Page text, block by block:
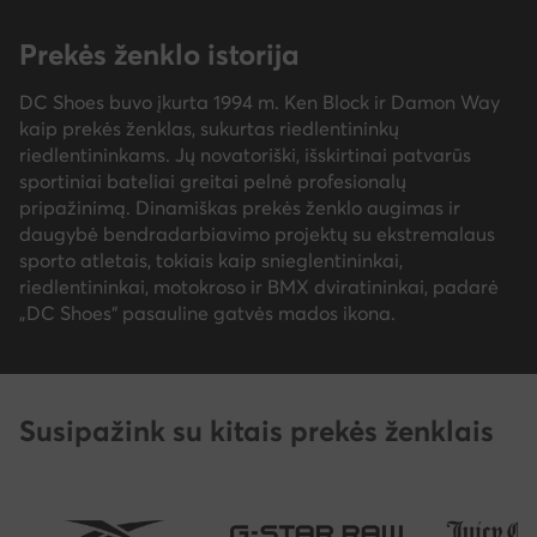
Prekės ženklo istorija
DC Shoes buvo įkurta 1994 m. Ken Block ir Damon Way
kaip prekės ženklas, sukurtas riedlentininkų
riedlentininkams. Jų novatoriški, išskirtinai patvarūs
sportiniai bateliai greitai pelnė profesionalų
pripažinimą. Dinamiškas prekės ženklo augimas ir
daugybė bendradarbiavimo projektų su ekstremalaus
sporto atletais, tokiais kaip snieglentininkai,
riedlentininkai, motokroso ir BMX dviratininkai, padarė
„DC Shoes“ pasauline gatvės mados ikona.
Susipažink su kitais prekės ženklais